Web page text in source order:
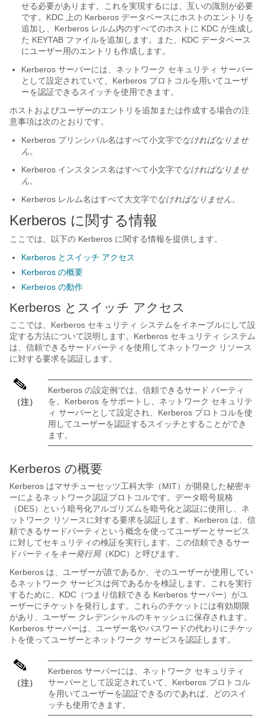
せる必要があります。これを実現するには、互いの識別が必要
です。KDC 上の Kerberos データベースにホストのエントリを
追加し、Kerberos レルム内のすべてのホストに KDC が生成し
た KEYTAB ファイルを追加します。また、KDC データベース
にユーザー用のエントリも作成します。
Kerberos サーバーには、ネットワーク セキュリティ サーバー
として設定されていて、Kerberos プロトコルを用いてユーザ
ーを認証できるスイッチを使用できます。
ホストおよびユーザーのエントリを追加または作成する場合の注
意事項は次のとおりです。
Kerberos プリンシパル名はすべて小文字でなければなりませ
ん。
Kerberos インスタンス名はすべて小文字でなければなりませ
ん。
Kerberos レルム名はすべて大文字でなければなりません。
Kerberos に関する情報
ここでは、以下の Kerberos に関する情報を提供します。
Kerberos とスイッチ アクセス
Kerberos の概要
Kerberos の動作
Kerberos とスイッチ アクセス
ここでは、Kerberos セキュリティ システムをイネーブルにして設
定する方法について説明します。Kerberos セキュリティ システム
は、信頼できるサードパーティを使用してネットワーク リソース
に対する要求を認証します。
（注）
Kerberos の設定例では、信頼できるサード パーティ
を、Kerberos をサポートし、ネットワーク セキュリテ
ィ サーバーとして設定され、Kerberos プロトコルを使
用してユーザーを認証するスイッチとすることができ
ます。
Kerberos の概要
Kerberos はマサチューセッツ工科大学（MIT）が開発した秘密キ
ーによるネットワーク認証プロトコルです。データ暗号規格
（DES）という暗号化アルゴリズムを暗号化と認証に使用し、ネ
ットワーク リソースに対する要求を認証します。Kerberos は、信
頼できるサードパーティという概念を使ってユーザーとサービス
に対してセキュリティの検証を実行します。この信頼できるサー
ドパーティをキー発行局（KDC）と呼びます。
Kerberos は、ユーザーが誰であるか、そのユーザーが使用してい
るネットワーク サービスは何であるかを検証します。これを実行
するために、KDC（つまり信頼できる Kerberos サーバー）がユ
ーザーにチケットを発行します。これらのチケットには有効期限
があり、ユーザー クレデンシャルのキャッシュに保存されます。
Kerberos サーバーは、ユーザー名やパスワードの代わりにチケッ
トを使ってユーザーとネットワーク サービスを認証します。
（注）
Kerberos サーバーには、ネットワーク セキュリティ
サーバーとして設定されていて、Kerberos プロトコル
を用いてユーザーを認証できるのであれば、どのスイ
ッチも使用できます。